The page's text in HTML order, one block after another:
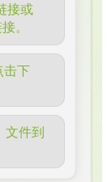
接或
。
击下
文件到